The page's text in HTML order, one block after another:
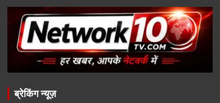
ब्रेकिंग न्यूज़